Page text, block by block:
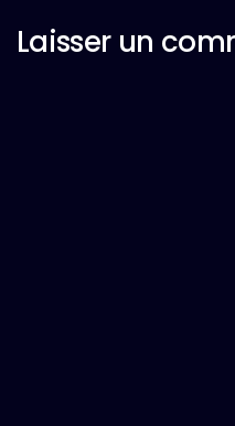
Laisser un